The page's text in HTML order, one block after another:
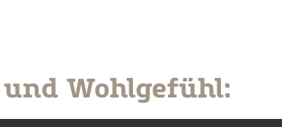
Wohlgefühl: